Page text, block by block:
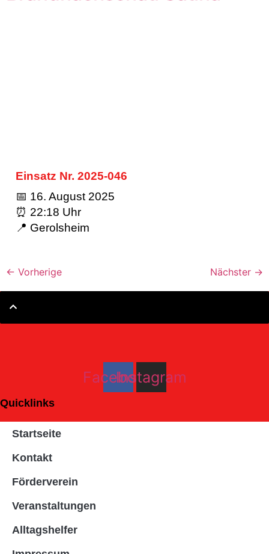
Einsatz Nr. 2025-046
📅 16. August 2025
⏰ 22:18 Uhr
📍 Gerolsheim
← Vorherige Nächster →
Facebook
Instagram
Quicklinks
Startseite
Kontakt
Förderverein
Veranstaltungen
Alltagshelfer